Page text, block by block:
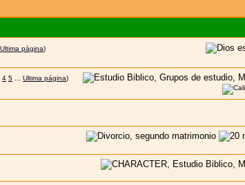
Ultima página)
4 5 Ultima página)